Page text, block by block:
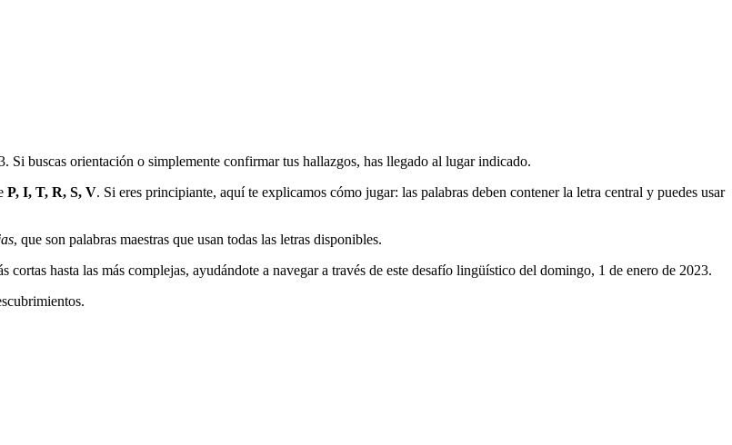
. Si buscas orientación o simplemente confirmar tus hallazgos, has llegado al lugar indicado.
P, I, T, R, S, V. Si eres principiante, aquí te explicamos cómo jugar: las palabras deben contener la letra central y puedes usar
, que son palabras maestras que usan todas las letras disponibles.
hasta las más complejas, ayudándote a navegar a través de este desafío lingüístico del domingo, 1 de enero de 2023.